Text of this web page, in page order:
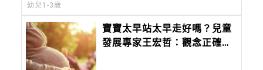
幼兒1-3歲
寶寶太早站太早走好嗎？兒童
發展專家王宏哲：觀念正確才